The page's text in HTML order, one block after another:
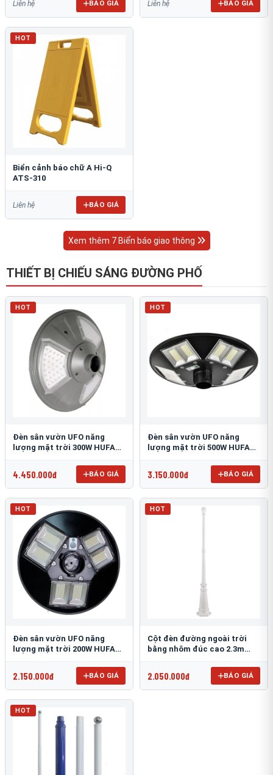
Liên hệ BÁO GIÁ Liên hệ BÁO GIÁ
HOT
Biển cảnh báo chữ A Hi-Q
ATS-310
Liên hệ BÁO GIÁ
Xem thêm 7 Biển báo giao thông
THIẾT BỊ CHIẾU SÁNG ĐƯỜNG PHỐ
HOT
Đèn sân vườn UFO năng
lượng mặt trời 300W HUFA
4.450.000đ BÁO GIÁ
HOT
Đèn sân vườn UFO năng
lượng mặt trời 500W HUFA
3.150.000đ BÁO GIÁ
HOT
Đèn sân vườn UFO năng
lượng mặt trời 200W HUFA
2.150.000đ BÁO GIÁ
HOT
Cột đèn đường ngoài trời
bằng nhôm đúc cao 2.3m
2.050.000đ BÁO GIÁ
HOT